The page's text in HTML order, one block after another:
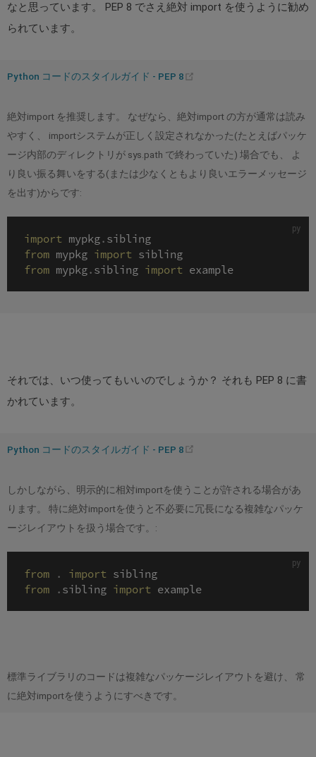
なと思っています。 PEP 8 でさえ絶対 import を使うように勧め
られています。
Python コードのスタイルガイド - PEP 8
window)
絶対import を推奨します。 なぜなら、絶対import の方が通常は読み
やすく、 importシステムが正しく設定されなかった(たとえばパッケ
ージ内部のディレクトリが sys.path で終わっていた) 場合でも、 よ
り良い振る舞いをする(または少なくともより良いエラーメッセージ
を出す)からです:
import mypkg.
from mypkg import
from mypkg. sibling import
それでは、いつ使ってもいいのでしょうか？ それも PEP 8 に書
かれています。
Python コードのスタイルガイド - PEP 8
window)
しかしながら、明示的に相対importを使うことが許される場合があ
ります。 特に絶対importを使うと不必要に冗長になる複雑なパッケ
ージレイアウトを扱う場合です。:
from . import
from . sibling import
標準ライブラリのコードは複雑なパッケージレイアウトを避け、 常
に絶対importを使うようにすべきです。